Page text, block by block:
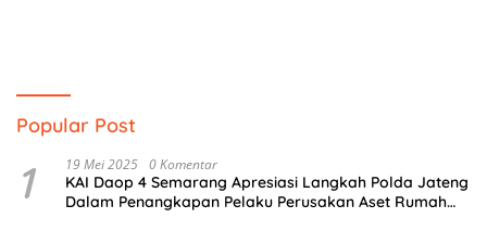
Popular Post
1 19 Mei 2025 0 Komentar
KAI Daop 4 Semarang Apresiasi Langkah Polda Jateng
Dalam Penangkapan Pelaku Perusakan Aset Rumah